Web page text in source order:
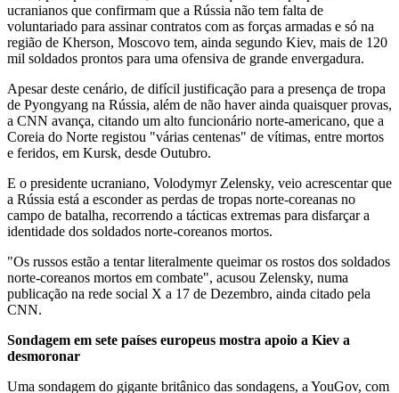
ucranianos que confirmam que a Rússia não tem falta de
voluntariado para assinar contratos com as forças armadas e só na
região de Kherson, Moscovo tem, ainda segundo Kiev, mais de 120
mil soldados prontos para uma ofensiva de grande envergadura.
Apesar deste cenário, de difícil justificação para a presença de tropa
de Pyongyang na Rússia, além de não haver ainda quaisquer provas,
a CNN avança, citando um alto funcionário norte-americano, que a
Coreia do Norte registou "várias centenas" de vítimas, entre mortos
e feridos, em Kursk, desde Outubro.
E o presidente ucraniano, Volodymyr Zelensky, veio acrescentar que
a Rússia está a esconder as perdas de tropas norte-coreanas no
campo de batalha, recorrendo a tácticas extremas para disfarçar a
identidade dos soldados norte-coreanos mortos.
"Os russos estão a tentar literalmente queimar os rostos dos soldados
norte-coreanos mortos em combate", acusou Zelensky, numa
publicação na rede social X a 17 de Dezembro, ainda citado pela
CNN.
Sondagem em sete países europeus mostra apoio a Kiev a
desmoronar
Uma sondagem do gigante britânico das sondagens, a YouGov, com